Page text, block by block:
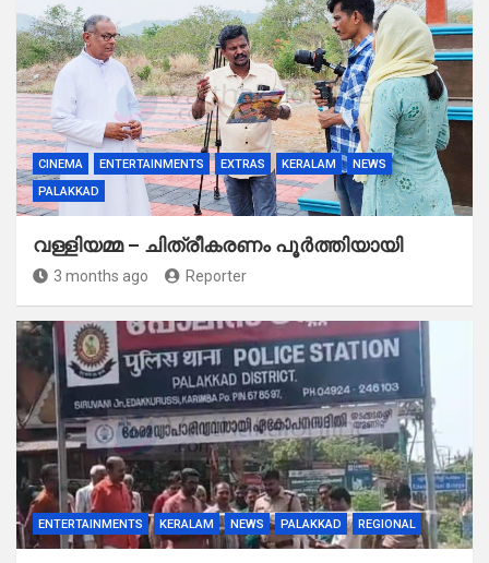
CINEMA ENTERTAINMENTS EXTRAS KERALAM
NEWS
PALAKKAD
വള്ളിയമ്മ – ചിത്രീകരണം പൂർത്തിയായി
3 months ago Reporter
ENTERTAINMENTS KERALAM NEWS PALAKKAD REGIONAL